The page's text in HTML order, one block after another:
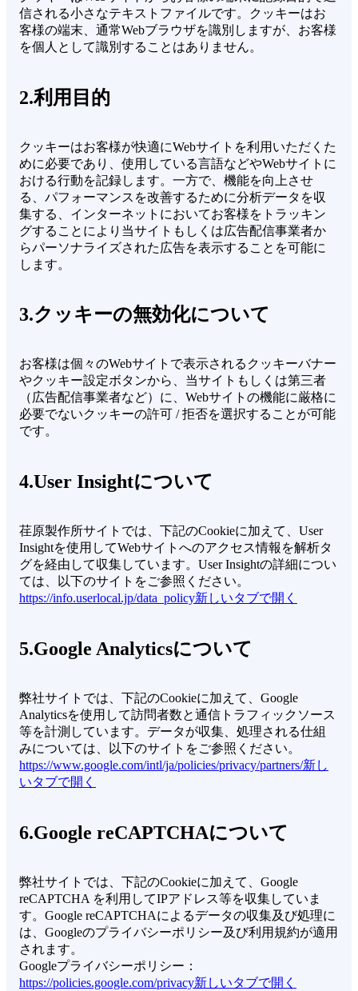
信される小さなテキストファイルです。クッキーはお
客様の端末、通常Webブラウザを識別しますが、お客様
を個人として識別することはありません。
2.利用目的
クッキーはお客様が快適にWebサイトを利用いただくた
めに必要であり、使用している言語などやWebサイトに
おける行動を記録します。一方で、機能を向上させ
る、パフォーマンスを改善するために分析データを収
集する、インターネットにおいてお客様をトラッキン
グすることにより当サイトもしくは広告配信事業者か
らパーソナライズされた広告を表示することを可能に
します。
3.クッキーの無効化について
お客様は個々のWebサイトで表示されるクッキーバナー
やクッキー設定ボタンから、当サイトもしくは第三者
（広告配信事業者など）に、Webサイトの機能に厳格に
必要でないクッキーの許可 / 拒否を選択することが可能
です。
4.User Insightについて
荏原製作所サイトでは、下記のCookieに加えて、User
Insightを使用してWebサイトへのアクセス情報を解析タ
グを経由して収集しています。User Insightの詳細につい
ては、以下のサイトをご参照ください。
https://info.userlocal.jp/data_policy新しいタブで開く
5.Google Analyticsについて
弊社サイトでは、下記のCookieに加えて、Google
Analyticsを使用して訪問者数と通信トラフィックソース
等を計測しています。データが収集、処理される仕組
みについては、以下のサイトをご参照ください。
https://www.google.com/intl/ja/policies/privacy/partners/新し
いタブで開く
6.Google reCAPTCHAについて
弊社サイトでは、下記のCookieに加えて、Google
reCAPTCHA を利用してIPアドレス等を収集していま
す。Google reCAPTCHAによるデータの収集及び処理に
は、Googleのプライバシーポリシー及び利用規約が適用
されます。
Googleプライバシーポリシー：
https://policies.google.com/privacy新しいタブで開く